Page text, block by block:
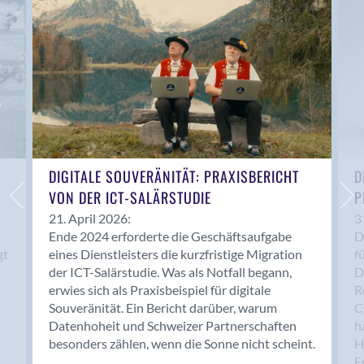
Anwil
Appenzell
Au SG
Baar
Baden
Balsthal
Balzers
Basel
Bassersdorf
Belp
Bendern
Benken (SG)
Bergdietikon
Berlin
Bern
Bern - Liebefeld
DIGITALE SOUVERÄNITÄT: PRAXISBERICHT
VON DER ICT-SALÄRSTUDIE
21. April 2026:
Ende 2024 erforderte die Geschäftsaufgabe
eines Dienstleisters die kurzfristige Migration
der ICT-Salärstudie. Was als Notfall begann,
erwies sich als Praxisbeispiel für digitale
Souveränität. Ein Bericht darüber, warum
Datenhoheit und Schweizer Partnerschaften
besonders zählen, wenn die Sonne nicht scheint.